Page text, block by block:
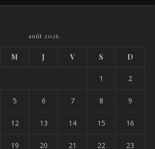
août 2026
M J V S D
1 2
5 6 7 8 9
12 13 14 15 16
19 20 21 22 23